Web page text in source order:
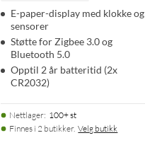
E-paper-display med klokke og
sensorer
Støtte for Zigbee 3.0 og
Bluetooth 5.0
Opptil 2 år batteritid (2x
CR2032)
Nettlager: 100+ st
Finnes i 2 butikker. Velg butikk